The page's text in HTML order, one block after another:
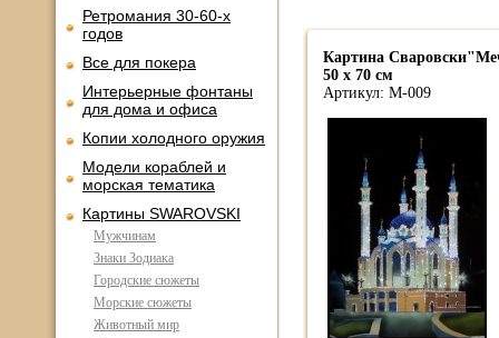
Ретромания 30-60-х
годов
Все для покера
Интерьерные фонтаны
для дома и офиса
Копии холодного оружия
Модели кораблей и
морская тематика
Картины SWAROVSKI
Мужчинам
Знаки Зодиака
Городские сюжеты
Морские сюжеты
Животный мир
Картина
50 х 70 см
Артикул: М-009